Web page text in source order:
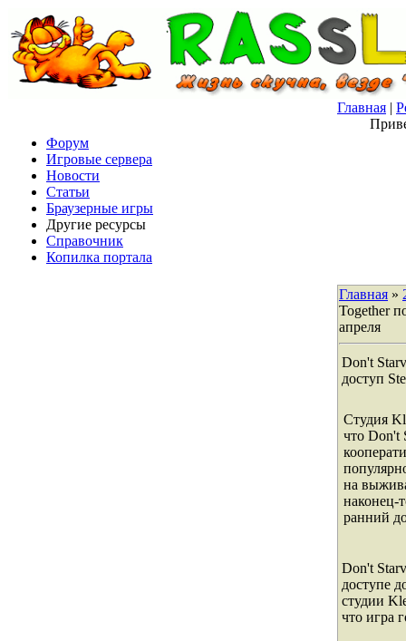
Главная |
Форум
Игровые сервера
Новости
Статьи
Браузерные игры
Другие ресурсы
Справочник
Копилка портала
Главная »
Together
апреля
Don't
доступ
Студия
что Don't
на
наконец-
ранний
Don't
доступе
студии
что игра